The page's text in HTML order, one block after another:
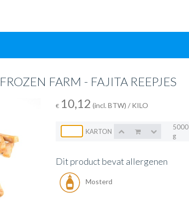
FROZEN FARM - FAJITA REEPJES
€ 10,12 (incl. BTW) / KILO
KARTON
5000
g
Dit product bevat allergenen
Mosterd